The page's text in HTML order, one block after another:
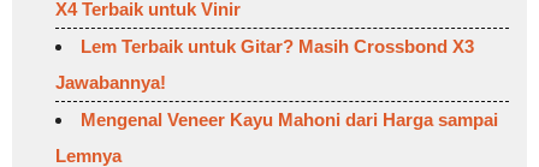
X4 Terbaik untuk Vinir
Lem Terbaik untuk Gitar? Masih Crossbond X3
Jawabannya!
Mengenal Veneer Kayu Mahoni dari Harga sampai
Lemnya